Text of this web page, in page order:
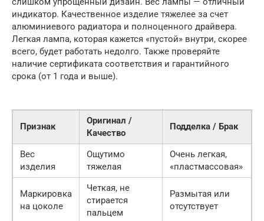
индикатор. Качественное изделие тяжелее за счет
алюминиевого радиатора и полноценного драйвера.
Легкая лампа, которая кажется «пустой» внутри, скорее
всего, будет работать недолго. Также проверяйте
наличие сертификата соответствия и гарантийного
срока (от 1 года и выше).
Признак
Оригинал /
Качество
Подделка / Брак
Вес
изделия
Ощутимо
тяжелая
Очень легкая,
«пластмассовая»
Маркировка
на цоколе
Четкая, не
стирается
пальцем
Размытая или
отсутствует